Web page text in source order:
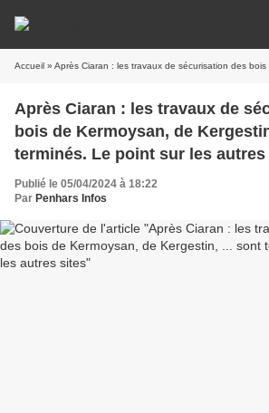
Accueil » Après Ciaran : les travaux de sécurisation des bois de Kermoysan, de Kergestin,
Après Ciaran : les travaux de
bois de Kermoysan, de
terminés. Le point sur les
Publié le 05/04/2024 à 18:22
Par Penhars Infos